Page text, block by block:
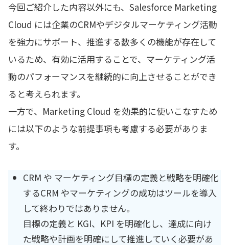
今回ご紹介した内容以外にも、Salesforce Marketing
Cloud には企業のCRMやデジタルマーケティング活動
を強力にサポート、推進する数多くの機能が存在して
いるため、有効に活用することで、マーケティング活
動のパフォーマンスを継続的に向上させることができ
ると考えられます。
一方で、Marketing Cloud を効果的に使いこなすため
には以下のような前提事項も考慮する必要がありま
す。
CRM や マーケティング目標の定義と戦略を明確化
するCRM やマーケティングの成功はツールを導入
して終わりではありません。
目標の定義と KGI、KPI を明確化し、達成に向け
た戦略や計画を明確にして推進していく必要があ